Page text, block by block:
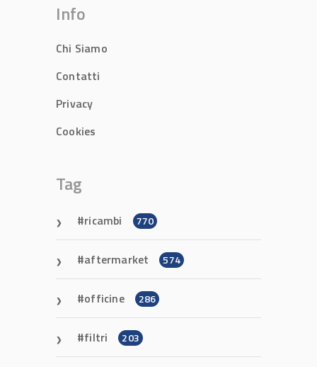
Info
Chi Siamo
Contatti
Privacy
Cookies
Tag
ricambi 770
aftermarket 574
officine 286
filtri 203